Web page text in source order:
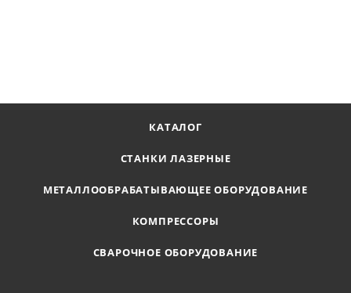
КАТАЛОГ
СТАНКИ ЛАЗЕРНЫЕ
МЕТАЛЛООБРАБАТЫВАЮЩЕЕ ОБОРУДОВАНИЕ
КОМПРЕССОРЫ
СВАРОЧНОЕ ОБОРУДОВАНИЕ